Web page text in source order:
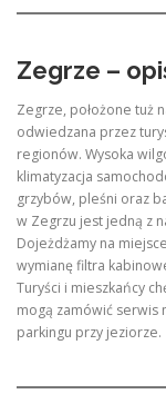
Zegrze –
Zegrze, położone tuż
odwiedzana przez
regionów. Wysoka
klimatyzacja
grzybów, pleśni oraz
w Zegrzu jest jedną z
Dojeżdżamy na
wymianę filtra
Turyści i mieszkańcy
mogą zamówić serwis
parkingu przy jeziorze.